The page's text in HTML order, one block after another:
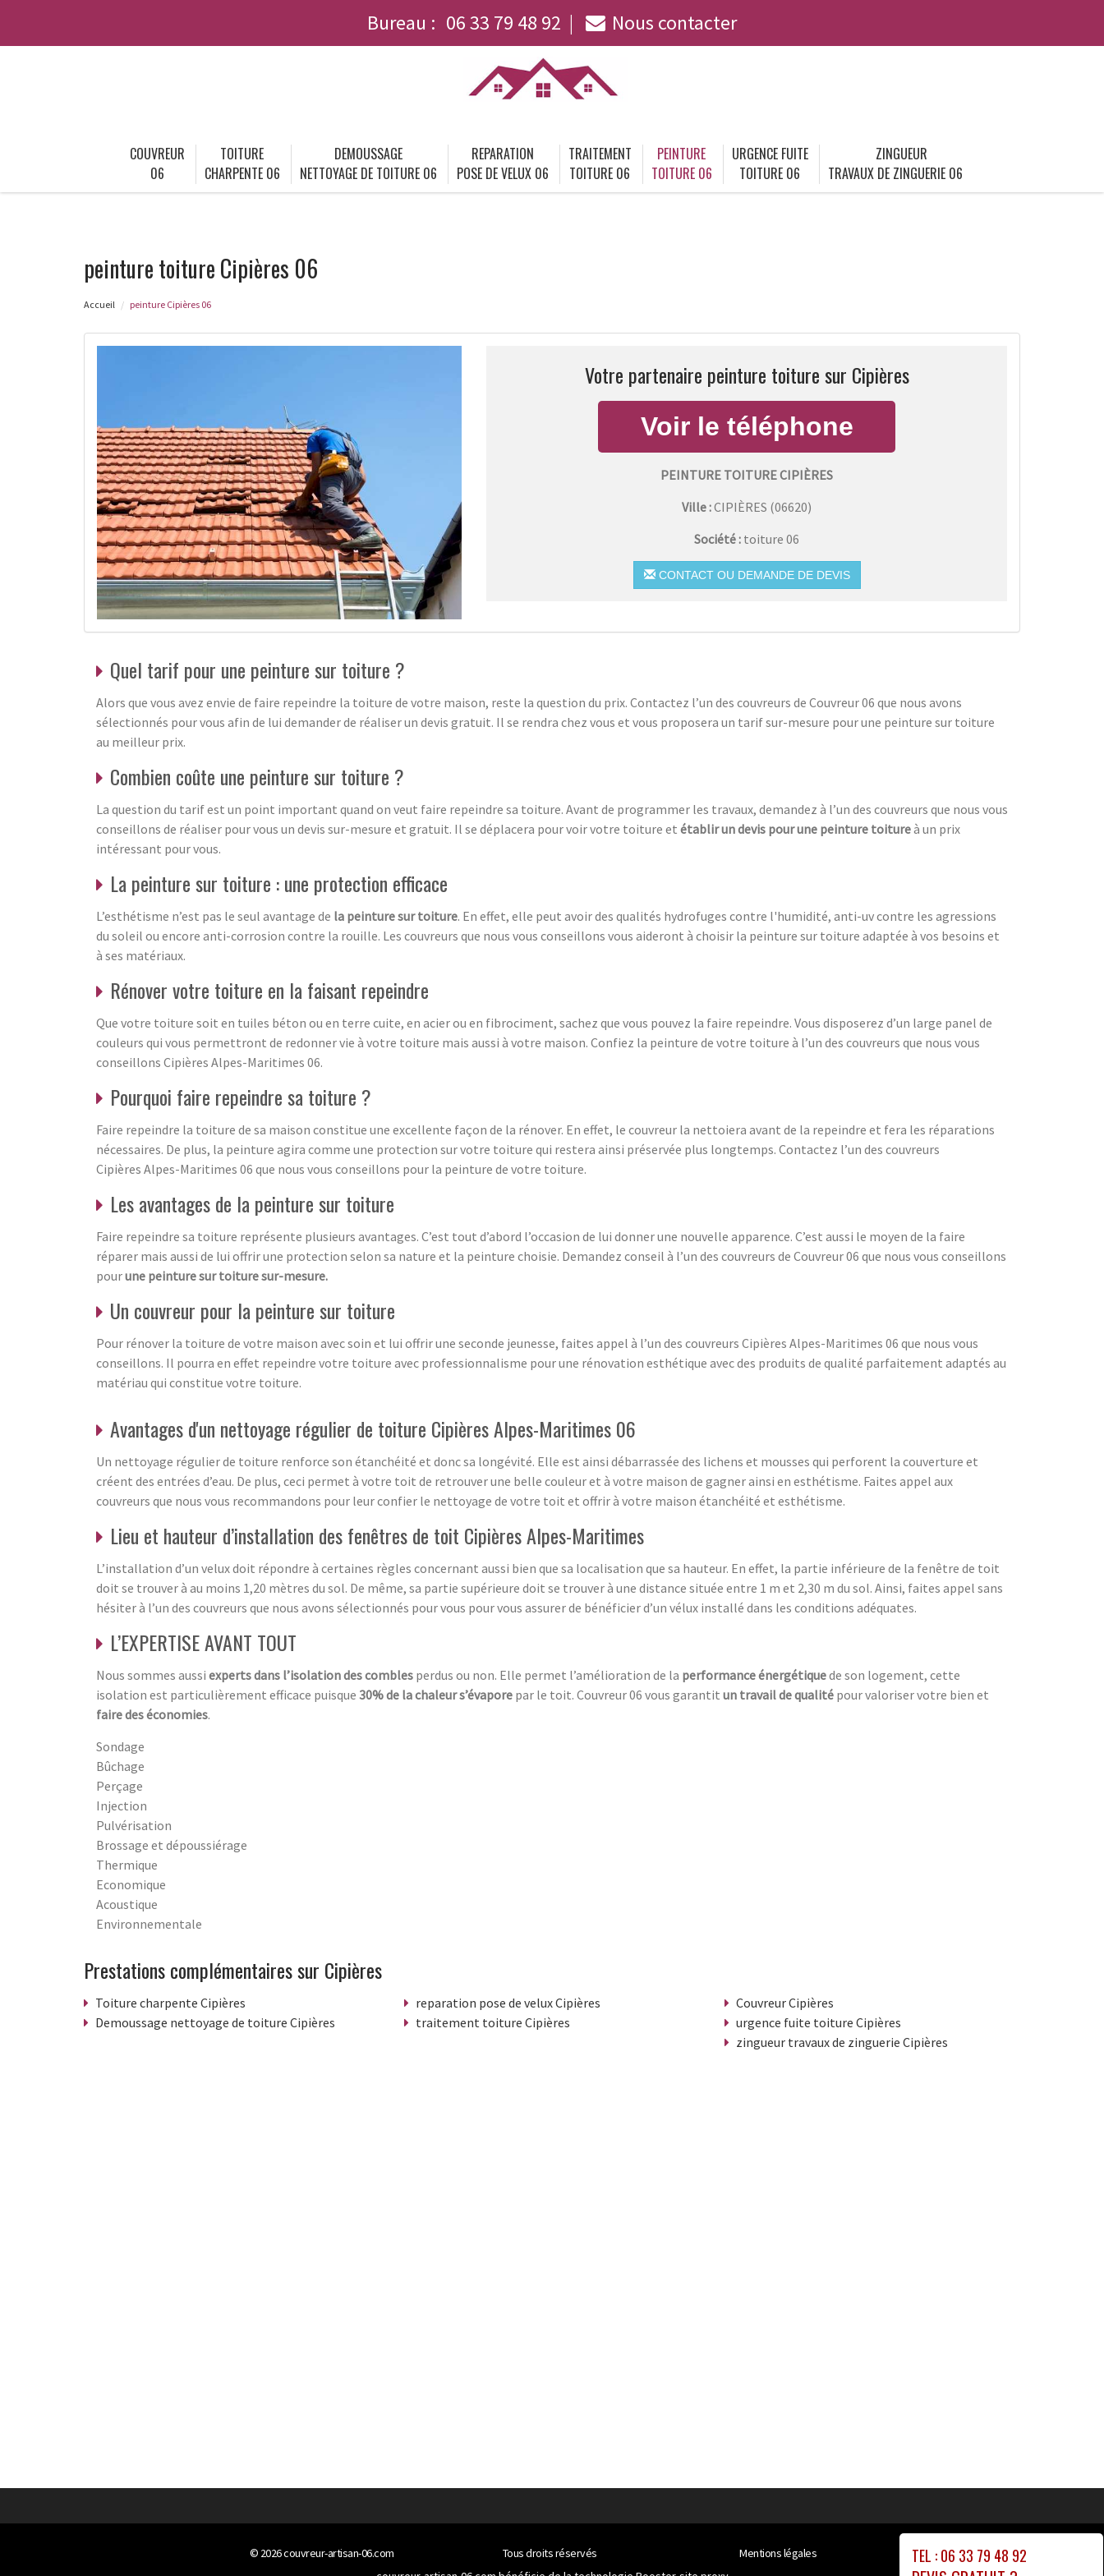
Bureau : 06 33 79 48 92 Nous contacter
COUVREUR
06
TOITURE
CHARPENTE 06
DEMOUSSAGE
NETTOYAGE DE TOITURE 06
REPARATION
POSE DE VELUX 06
TRAITEMENT
TOITURE 06
PEINTURE
TOITURE 06
URGENCE FUITE
TOITURE 06
ZINGUEUR
TRAVAUX DE ZINGUERIE 06
peinture toiture Cipières 06
Accueil peinture Cipières 06
Votre partenaire peinture toiture sur Cipières
PEINTURE TOITURE CIPIÈRES
Ville :CIPIÈRES (06620)
Société : toiture 06
CONTACT OU DEMANDE DE DEVIS
Quel tarif pour une peinture sur toiture ?
Alors que vous avez envie de faire repeindre la toiture de votre maison, reste la question du prix. Contactez l’un des couvreurs de Couvreur 06 que nous avons
sélectionnés pour vous afin de lui demander de réaliser un devis gratuit. Il se rendra chez vous et vous proposera un tarif sur-mesure pour une peinture sur toiture
au meilleur prix.
Combien coûte une peinture sur toiture ?
La question du tarif est un point important quand on veut faire repeindre sa toiture. Avant de programmer les travaux, demandez à l’un des couvreurs que nous vous
conseillons de réaliser pour vous un devis sur-mesure et gratuit. Il se déplacera pour voir votre toiture et établir un devis pour une peinture toitureà un prix
intéressant pour vous.
La peinture sur toiture : une protection efficace
L’esthétisme n’est pas le seul avantage de la peinture sur toiture. En effet, elle peut avoir des qualités hydrofuges contre l'humidité, anti-uv contre les agressions
du soleil ou encore anti-corrosion contre la rouille. Les couvreurs que nous vous conseillons vous aideront à choisir la peinture sur toiture adaptée à vos besoins et
à ses matériaux.
Rénover votre toiture en la faisant repeindre
Que votre toiture soit en tuiles béton ou en terre cuite, en acier ou en fibrociment, sachez que vous pouvez la faire repeindre. Vous disposerez d’un large panel de
couleurs qui vous permettront de redonner vie à votre toiture mais aussi à votre maison. Confiez la peinture de votre toiture à l’un des couvreurs que nous vous
conseillons Cipières Alpes-Maritimes 06.
Pourquoi faire repeindre sa toiture ?
Faire repeindre la toiture de sa maison constitue une excellente façon de la rénover. En effet, le couvreur la nettoiera avant de la repeindre et fera les réparations
nécessaires. De plus, la peinture agira comme une protection sur votre toiture qui restera ainsi préservée plus longtemps. Contactez l’un des couvreurs
Cipières Alpes-Maritimes 06 que nous vous conseillons pour la peinture de votre toiture.
Les avantages de la peinture sur toiture
Faire repeindre sa toiture représente plusieurs avantages. C’est tout d’abord l’occasion de lui donner une nouvelle apparence. C’est aussi le moyen de la faire
réparer mais aussi de lui offrir une protection selon sa nature et la peinture choisie. Demandez conseil à l’un des couvreurs de Couvreur 06 que nous vous conseillons
pourune peinture sur toiture sur-mesure.
Un couvreur pour la peinture sur toiture
Pour rénover la toiture de votre maison avec soin et lui offrir une seconde jeunesse, faites appel à l’un des couvreurs Cipières Alpes-Maritimes 06 que nous vous
conseillons. Il pourra en effet repeindre votre toiture avec professionnalisme pour une rénovation esthétique avec des produits de qualité parfaitement adaptés au
matériau qui constitue votre toiture.
Avantages d'un nettoyage régulier de toiture Cipières Alpes-Maritimes 06
Un nettoyage régulier de toiture renforce son étanchéité et donc sa longévité. Elle est ainsi débarrassée des lichens et mousses qui perforent la couverture et
créent des entrées d’eau. De plus, ceci permet à votre toit de retrouver une belle couleur et à votre maison de gagner ainsi en esthétisme. Faites appel aux
couvreurs que nous vous recommandons pour leur confier le nettoyage de votre toit et offrir à votre maison étanchéité et esthétisme.
Lieu et hauteur d’installation des fenêtres de toit Cipières Alpes-Maritimes
L’installation d’un velux doit répondre à certaines règles concernant aussi bien que sa localisation que sa hauteur. En effet, la partie inférieure de la fenêtre de toit
doit se trouver à au moins 1,20 mètres du sol. De même, sa partie supérieure doit se trouver à une distance située entre 1 m et 2,30 m du sol. Ainsi, faites appel sans
hésiter à l’un des couvreurs que nous avons sélectionnés pour vous pour vous assurer de bénéficier d’un vélux installé dans les conditions adéquates.
L’EXPERTISE AVANT TOUT
Nous sommes aussi experts dans l’isolation des combles perdus ou non. Elle permet l’amélioration de la performance énergétiquede son logement, cette
isolation est particulièrement efficace puisque 30% de la chaleur s’évapore par le toit. Couvreur 06 vous garantit un travail de qualité pour valoriser votre bien et
faire des économies.
Sondage
Bûchage
Perçage
Injection
Pulvérisation
Brossage et dépoussiérage
Thermique
Economique
Acoustique
Environnementale
Prestations complémentaires sur Cipières
Toiture charpente Cipières
Demoussage nettoyage de toiture Cipières
reparation pose de velux Cipières
traitement toiture Cipières
Couvreur Cipières
urgence fuite toiture Cipières
zingueur travaux de zinguerie Cipières
TEL : 06 33 79 48 92
© 2026couvreur-artisan-06.com Tous droits réservés
Mentions légales